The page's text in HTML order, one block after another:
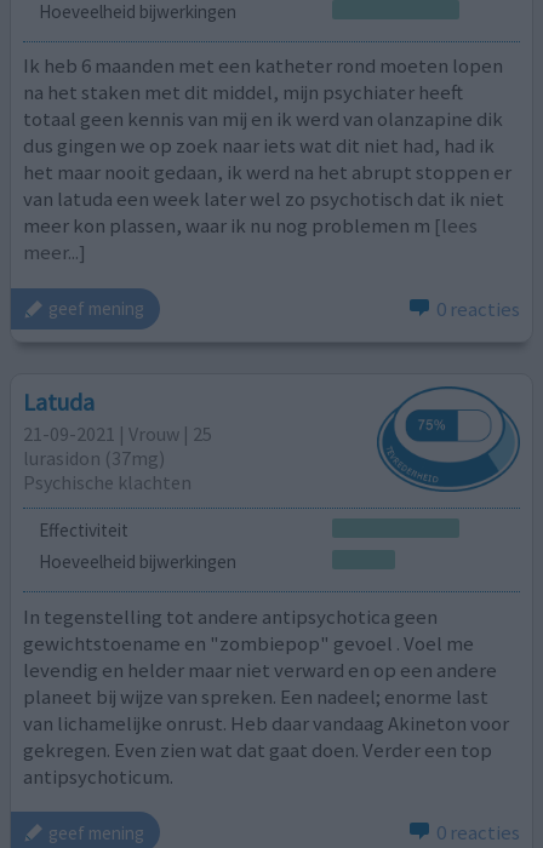
Hoeveelheid bijwerkingen
Ik heb 6 maanden met een katheter rond moeten lopen
na het staken met dit middel, mijn psychiater heeft
totaal geen kennis van mij en ik werd van olanzapine dik
dus gingen we op zoek naar iets wat dit niet had, had ik
het maar nooit gedaan, ik werd na het abrupt stoppen er
van latuda een week later wel zo psychotisch dat ik niet
meer kon plassen, waar ik nu nog problemen m [lees
meer...]
geef mening 0 reacties
Latuda
21-09-2021 | Vrouw | 25
lurasidon (37mg)
Psychische klachten
Effectiviteit
Hoeveelheid bijwerkingen
In tegenstelling tot andere antipsychotica geen
gewichtstoename en "zombiepop" gevoel . Voel me
levendig en helder maar niet verward en op een andere
planeet bij wijze van spreken. Een nadeel; enorme last
van lichamelijke onrust. Heb daar vandaag Akineton voor
gekregen. Even zien wat dat gaat doen. Verder een top
antipsychoticum.
geef mening 0 reacties